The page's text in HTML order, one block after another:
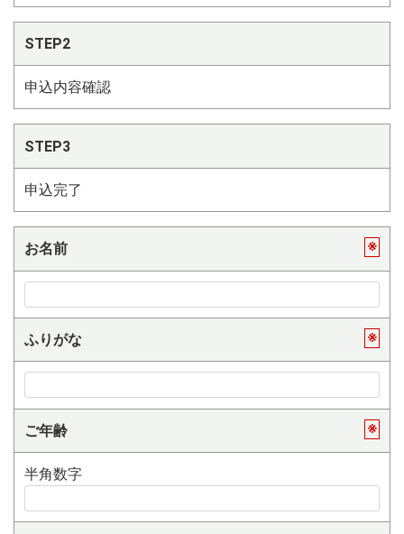
STEP2
申込内容確認
STEP3
申込完了
お名前 ※
ふりがな ※
ご年齢 ※
半角数字